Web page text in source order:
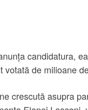
candidatura,
de milioane
crescută asupra